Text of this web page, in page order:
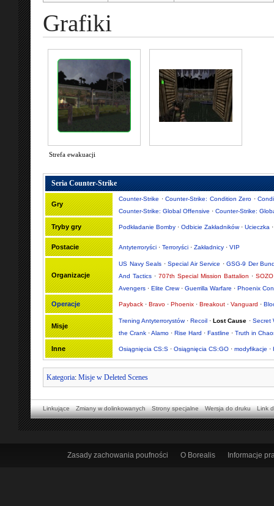
Grafiki
Strefa ewakuacji
Seria Counter-Strike
Gry
Counter-Strike ·Counter-Strike: Condition Zero ·
Counter-Strike: Global Offensive · Counter-Strike:
Tryby gry Podkładanie Bomby · Odbicie Zakładników· Ucieczka
Postacie Antyterroryści · Terroryści · Zakładnicy · VIP
Organizacje
US Navy Seals · Special Air Service · GSG-9 Der
And Tactics· 707th Special Mission Battalion ·
Avengers · Elite Crew· Guerrilla Warfare · Phoenix
Operacje Payback · Bravo · Phoenix · Breakout · Vanguard ·
Misje
Trening Antyterrorystów·Recoil ·Lost Cause · Secret
the Crank ·Alamo · Rise Hard · Fastline · Truth in
Inne Osiągnięcia CS:S · Osiągnięcia CS:GO · modyfikacje ·
Kategoria: Misje w Deleted Scenes
Linkujące Zmiany w dolinkowanych Strony specjalne Wersja do druku Link
Zasady zachowania poufności O Borealis Informacje